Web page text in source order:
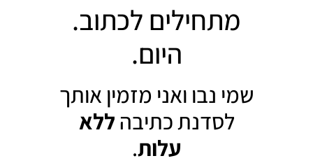
מתחילים לכתוב.
היום.
שמי נבו ואני מזמין אותך
לסדנת כתיבהללא
עלות.